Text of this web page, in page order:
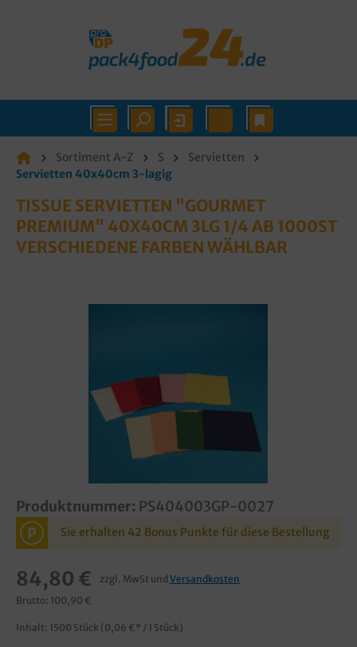
Sortiment A-Z S
Servietten
Servietten 40x40cm 3-lagig
TISSUE SERVIETTEN "GOURMET
PREMIUM" 40X40CM 3LG 1/4 AB 1000ST
VERSCHIEDENE FARBEN WÄHLBAR
Produktnummer: PS404003GP-0027
P Sie erhalten 42 Bonus Punkte für diese Bestellung
84,80 € zzgl. MwSt und Versandkosten
Brutto: 100,90 €
Inhalt: 1500 Stück (0,06 €* / 1 Stück)